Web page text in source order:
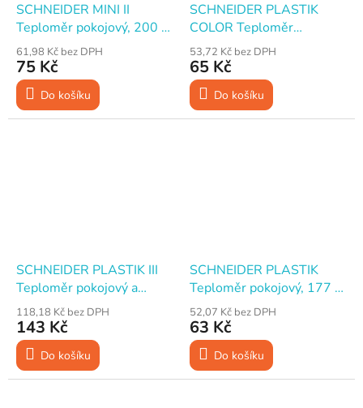
SCHNEIDER MINI II
Teploměr pokojový, 200 x
35 mm
61,98 Kč bez DPH
75 Kč
Do košíku
SCHNEIDER PLASTIK
COLOR Teploměr
pokojový, 420 x 65 mm
53,72 Kč bez DPH
65 Kč
Do košíku
SCHNEIDER PLASTIK III
Teploměr pokojový a
venkovní, 400 x 63 mm
118,18 Kč bez DPH
143 Kč
Do košíku
SCHNEIDER PLASTIK
Teploměr pokojový, 177 x
34 mm
52,07 Kč bez DPH
63 Kč
Do košíku